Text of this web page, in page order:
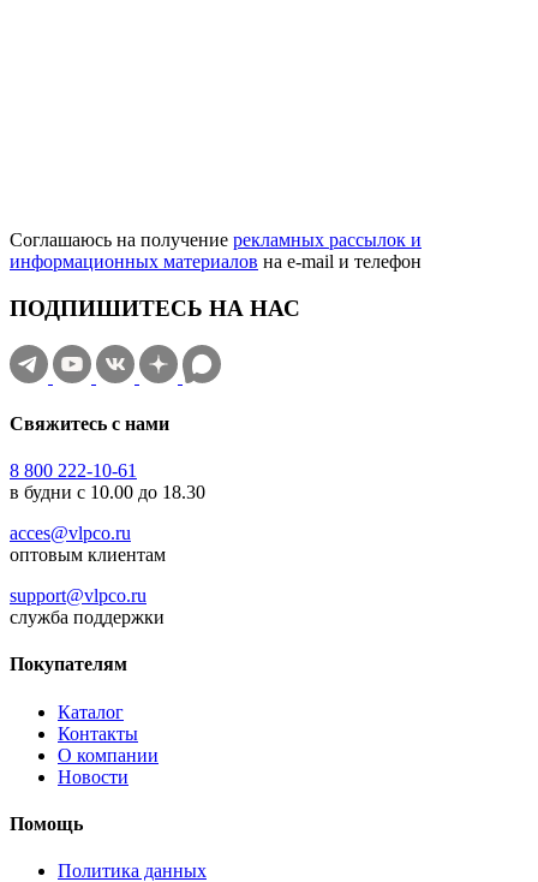
Соглашаюсь на получение рекламных рассылок и
информационных материалов на e‑mail и телефон
ПОДПИШИТЕСЬ НА НАС
Свяжитесь с нами
8 800 222-10-61
в будни с 10.00 до 18.30
acces@vlpco.ru
оптовым клиентам
support@vlpco.ru
служба поддержки
Покупателям
Каталог
Контакты
О компании
Новости
Помощь
Политика данных